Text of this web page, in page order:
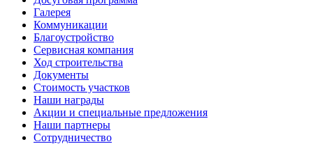
Галерея
Коммуникации
Благоустройство
Сервисная компания
Ход строительства
Документы
Стоимость участков
Наши награды
Акции и специальные предложения
Наши партнеры
Сотрудничество